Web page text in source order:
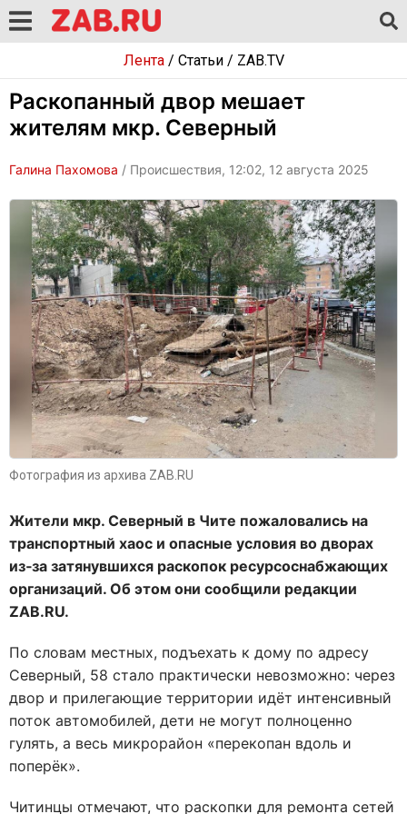
Лента/ Статьи/ ZAB.TV
Раскопанный двор мешает
жителям мкр. Северный
Галина Пахомова / Происшествия, 12:02, 12 августа 2025
Фотография из архива ZAB.RU
Жители мкр. Северный в Чите пожаловались на
транспортный хаос и опасные условия во дворах
из‑за затянувшихся раскопок ресурсоснабжающих
организаций. Об этом они сообщили редакции
ZAB.RU.
По словам местных, подъехать к дому по адресу
Северный, 58 стало практически невозможно: через
двор и прилегающие территории идёт интенсивный
поток автомобилей, дети не могут полноценно
гулять, а весь микрорайон «перекопан вдоль и
поперёк».
Читинцы отмечают, что раскопки для ремонта сетей